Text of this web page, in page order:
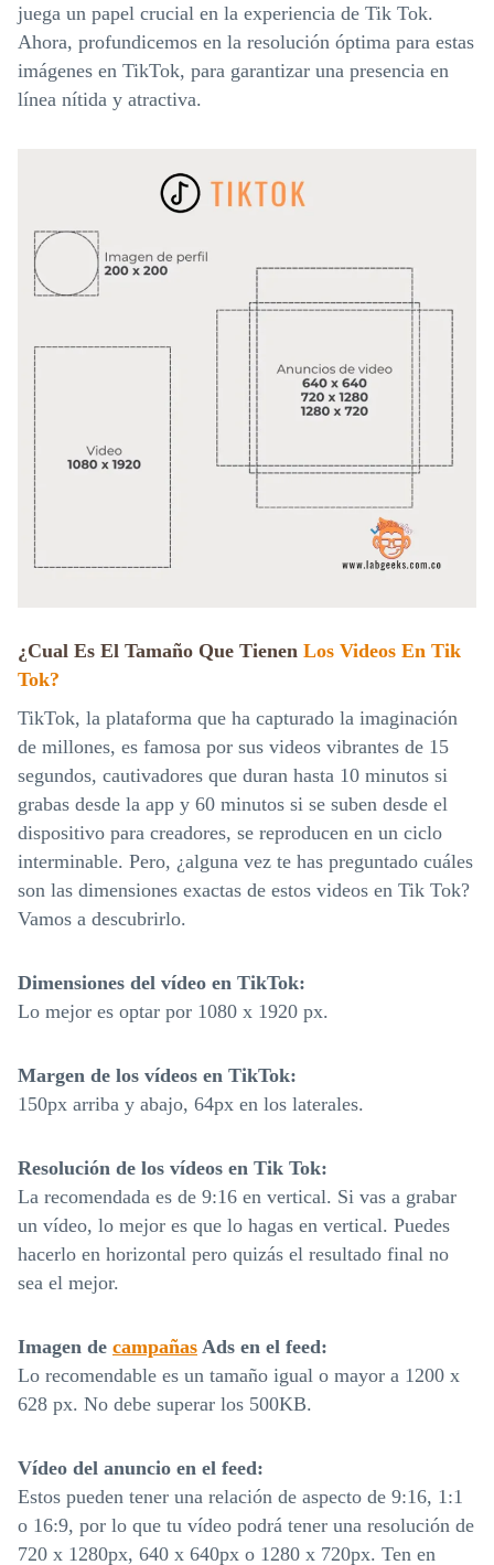
juega un papel crucial en la experiencia de Tik Tok.
Ahora, profundicemos en la resolución óptima para estas
imágenes en TikTok, para garantizar una presencia en
línea nítida y atractiva.
¿Cual Es El Tamaño Que Tienen Los Videos En Tik
Tok?
TikTok, la plataforma que ha capturado la imaginación
de millones, es famosa por sus videos vibrantes de 15
segundos, cautivadores que duran hasta 10 minutos si
grabas desde la app y 60 minutos si se suben desde el
dispositivo para creadores, se reproducen en un ciclo
interminable. Pero, ¿alguna vez te has preguntado cuáles
son las dimensiones exactas de estos videos en Tik Tok?
Vamos a descubrirlo.
Dimensiones del vídeo en TikTok:
Lo mejor es optar por 1080 x 1920 px.
Margen de los vídeos en TikTok:
150px arriba y abajo, 64px en los laterales.
Resolución de los vídeos en Tik Tok:
La recomendada es de 9:16 en vertical. Si vas a grabar
un vídeo, lo mejor es que lo hagas en vertical. Puedes
hacerlo en horizontal pero quizás el resultado final no
sea el mejor.
Imagen de campañas Ads en el feed:
Lo recomendable es un tamaño igual o mayor a 1200 x
628 px. No debe superar los 500KB.
Vídeo del anuncio en el feed:
Estos pueden tener una relación de aspecto de 9:16, 1:1
o 16:9, por lo que tu vídeo podrá tener una resolución de
720 x 1280px, 640 x 640px o 1280 x 720px. Ten en